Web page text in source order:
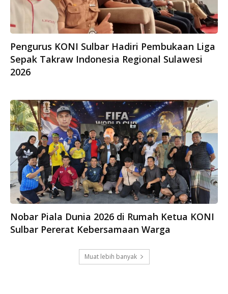
Pengurus KONI Sulbar Hadiri Pembukaan Liga
Sepak Takraw Indonesia Regional Sulawesi
2026
Nobar Piala Dunia 2026 di Rumah Ketua KONI
Sulbar Pererat Kebersamaan Warga
Muat lebih banyak